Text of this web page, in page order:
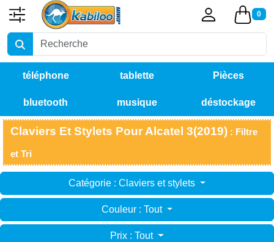
0
téléphone tablette Pièces
détachées
bluetooth musique déstockage
Claviers Et Stylets Pour Alcatel 3(2019) : Filtre
et Tri
Catégorie : Claviers et stylets
Couleur : Tout
Prix : Tout